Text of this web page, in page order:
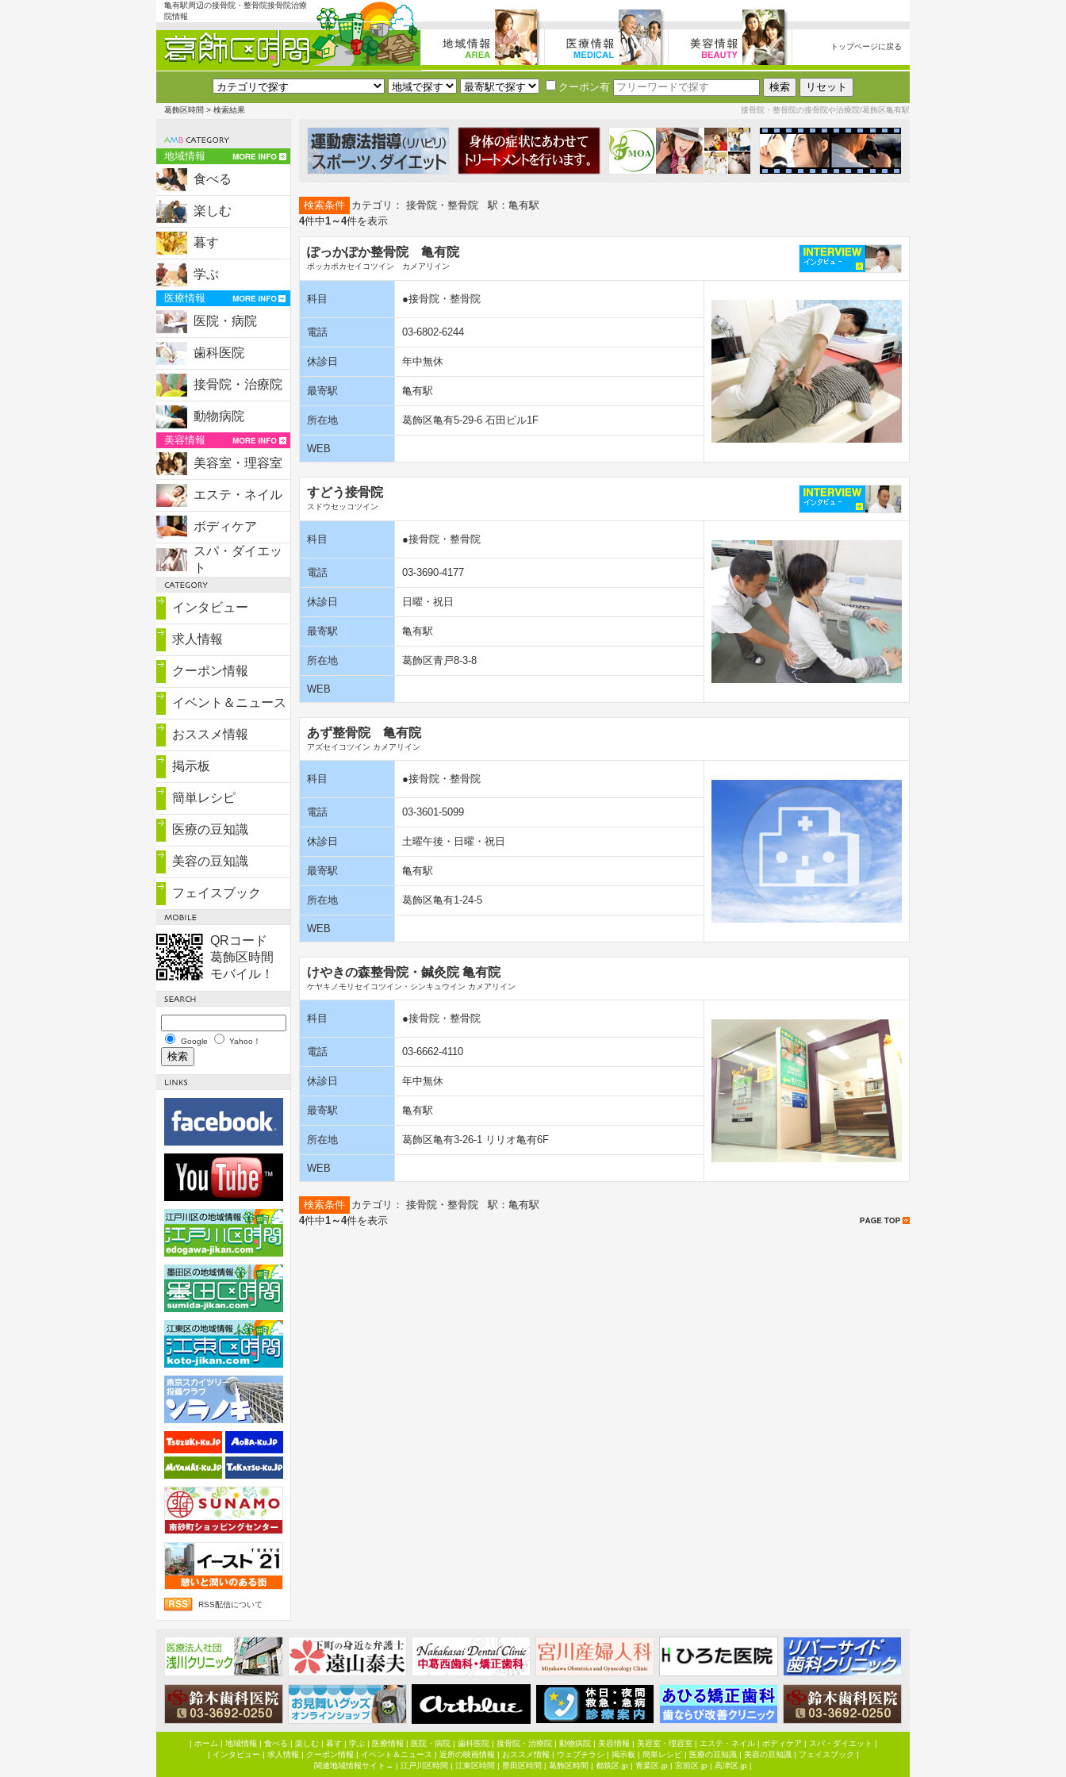
亀有駅周辺の接骨院・整骨院接骨院治療
院情報
トップページに戻る
クーポン有
葛飾区時間 > 検索結果 接骨院・整骨院の接骨院や治療院/葛飾区亀有駅
地域情報
食べる
楽しむ
暮す
学ぶ
医療情報
医院・病院
歯科医院
接骨院・治療院
動物病院
美容情報
美容室・理容室
エステ・ネイル
ボディケア
スパ・ダイエッ
ト
インタビュー
求人情報
クーポン情報
イベント＆ニュース
おススメ情報
掲示板
簡単レシピ
医療の豆知識
美容の豆知識
フェイスブック
QRコード
葛飾区時間
モバイル！
Google Yahoo！
RSS配信について
検索条件 カテゴリ： 接骨院・整骨院 駅：亀有駅
4件中1～4件を表示
ぽっかぽか整骨院 亀有院
ポッカポカセイコツイン カメアリイン
科目 ●接骨院・整骨院
電話 03-6802-6244
休診日 年中無休
最寄駅 亀有駅
所在地 葛飾区亀有5-29-6 石田ビル1F
WEB
すどう接骨院
スドウセッコツイン
科目 ●接骨院・整骨院
電話 03-3690-4177
休診日 日曜・祝日
最寄駅 亀有駅
所在地 葛飾区青戸8-3-8
WEB
あず整骨院 亀有院
アズセイコツイン カメアリイン
科目 ●接骨院・整骨院
電話 03-3601-5099
休診日 土曜午後・日曜・祝日
最寄駅 亀有駅
所在地 葛飾区亀有1-24-5
WEB
けやきの森整骨院・鍼灸院 亀有院
ケヤキノモリセイコツイン・シンキュウイン カメアリイン
科目 ●接骨院・整骨院
電話 03-6662-4110
休診日 年中無休
最寄駅 亀有駅
所在地 葛飾区亀有3-26-1 リリオ亀有6F
WEB
検索条件 カテゴリ： 接骨院・整骨院 駅：亀有駅
4件中1～4件を表示
| ホーム | 地域情報 | 食べる | 楽しむ| 暮す| 学ぶ| 医療情報 | 医院・病院| 歯科医院| 接骨院・治療院| 動物病院| 美容情報 | 美容室・理容室| エステ・ネイル| ボディケア | スパ・ダイエット |
| インタビュー | 求人情報 | クーポン情報 | イベント＆ニュース | 近所の映画情報 | おススメ情報 | ウェブチラシ | 掲示板 | 簡単レシピ| 医療の豆知識| 美容の豆知識| フェイスブック |
関連地域情報サイト→ | 江戸川区時間 | 江東区時間 | 墨田区時間 | 葛飾区時間 | 都筑区.jp | 青葉区.jp | 宮前区.jp | 高津区.jp |